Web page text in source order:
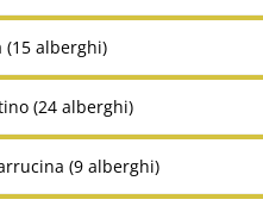
(15 alberghi)
(24 alberghi)
(9 alberghi)